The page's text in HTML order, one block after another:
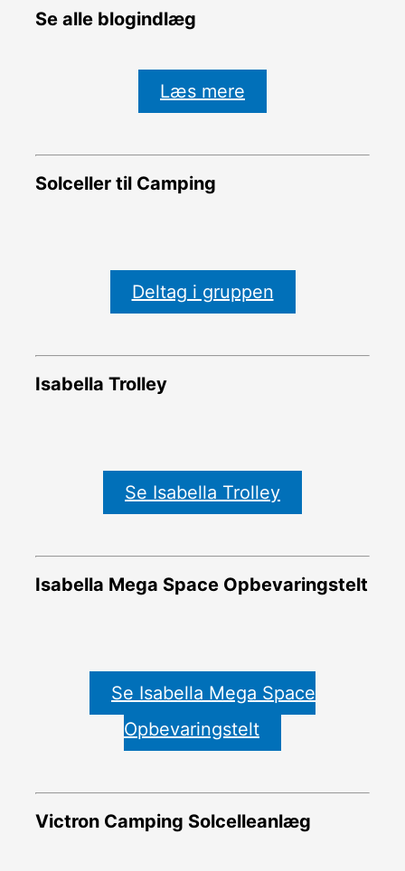
Se alle blogindlæg
Læs mere
Solceller til Camping
Deltag i gruppen
Isabella Trolley
Se Isabella Trolley
Isabella Mega Space Opbevaringstelt
Se Isabella Mega Space
Opbevaringstelt
Victron Camping Solcelleanlæg